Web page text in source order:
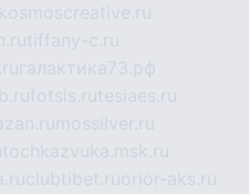
kosmoscreative.ru
tiffany-c.ru
галактика73.рф
fotsis.rutesiaes.ru
mossilver.ru
tochkazvuka.msk.ru
clubtibet.ruorior-aks.ru